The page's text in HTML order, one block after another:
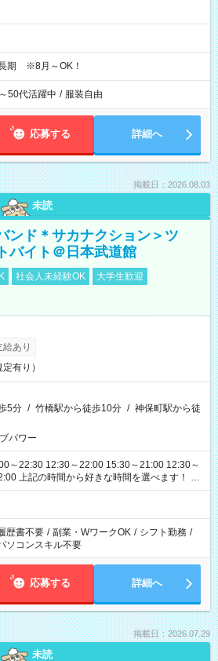
長期 ※8月～OK！
50代活躍中 / 服装自由
応募する 詳細へ
掲載日：2026.08.03
未読
ンド＊サカナクション＞ツ
バイト＠日本武道館
社会人未経験OK
大学生歓迎
あり
有り）
5分 / 竹橋駅から徒歩10分 / 神保町駅から徒
パワー
～22:30 12:30～22:00 15:30～21:00 12:30～
べます！ ※
可能性があります
歴書不要 / 副業・WワークOK / シフト勤務 /
ソコンスキル不要
応募する 詳細へ
掲載日：2026.07.29
未読